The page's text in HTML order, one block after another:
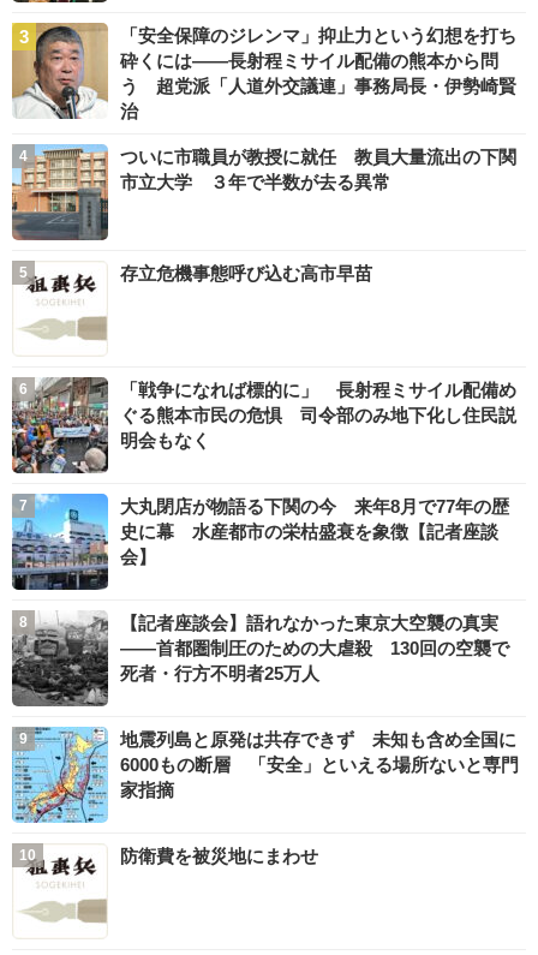
「安全保障のジレンマ」抑止力という幻想を打ち
砕くには――長射程ミサイル配備の熊本から問
う 超党派「人道外交議連」事務局長・伊勢崎賢
治
ついに市職員が教授に就任 教員大量流出の下関
市立大学 ３年で半数が去る異常
存立危機事態呼び込む高市早苗
「戦争になれば標的に」 長射程ミサイル配備め
ぐる熊本市民の危惧 司令部のみ地下化し住民説
明会もなく
大丸閉店が物語る下関の今 来年8月で77年の歴
史に幕 水産都市の栄枯盛衰を象徴【記者座談
会】
【記者座談会】語れなかった東京大空襲の真実
――首都圏制圧のための大虐殺 130回の空襲で
死者・行方不明者25万人
地震列島と原発は共存できず 未知も含め全国に
6000もの断層 「安全」といえる場所ないと専門
家指摘
防衛費を被災地にまわせ